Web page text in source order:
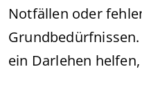
Notfällen oder
ein Darlehen